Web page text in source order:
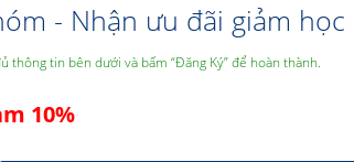
- Nhận ưu đãi giảm
thông tin bên dưới và bấm “Đăng Ký” để hoàn thành.
10%